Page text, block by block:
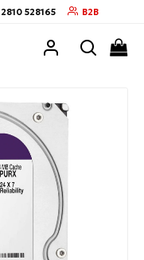
528165 B2B